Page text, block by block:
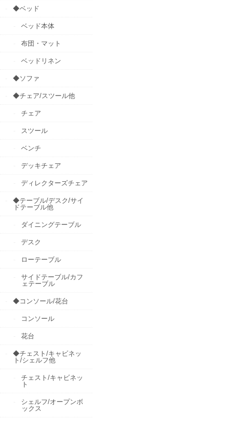
◆ベッド
ベッド本体
布団・マット
ベッドリネン
◆ソファ
◆チェア/スツール他
チェア
スツール
ベンチ
デッキチェア
ディレクターズチェア
◆テーブル/デスク/サイ
ドテーブル他
ダイニングテーブル
デスク
ローテーブル
サイドテーブル/カフ
ェテーブル
◆コンソール/花台
コンソール
花台
◆チェスト/キャビネッ
ト/シェルフ他
チェスト/キャビネッ
ト
シェルフ/オープンボ
ックス